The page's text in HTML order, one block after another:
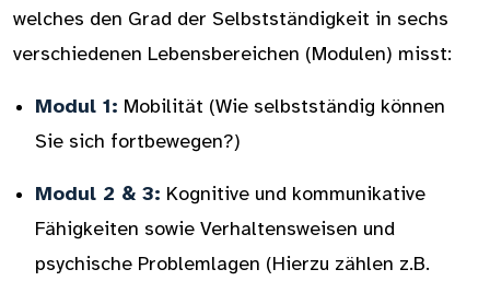
welches den Grad der Selbstständigkeit in sechs
verschiedenen Lebensbereichen (Modulen) misst:
Modul 1: Mobilität (Wie selbstständig können
Sie sich fortbewegen?)
Modul 2 & 3: Kognitive und kommunikative
Fähigkeiten sowie Verhaltensweisen und
psychische Problemlagen (Hierzu zählen z.B.